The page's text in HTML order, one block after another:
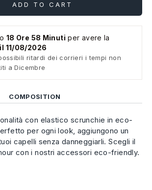
ADD TO CART
18 Ore 58 Minuti per avere la
11/08/2026
ritardi dei corrieri i tempi non
a Dicembre
COMPOSITION
con elastico scrunchie in eco-
per ogni look, aggiungono un
capelli senza danneggiarli. Scegli il
con i nostri accessori eco-friendly.